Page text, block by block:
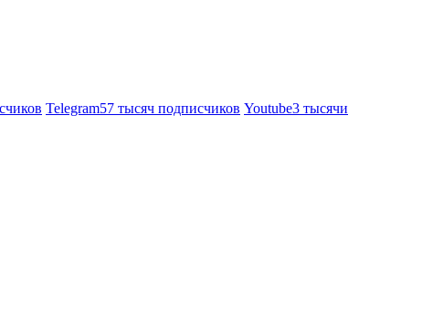
Telegram57 тысяч подписчиков Youtube3 тысячи